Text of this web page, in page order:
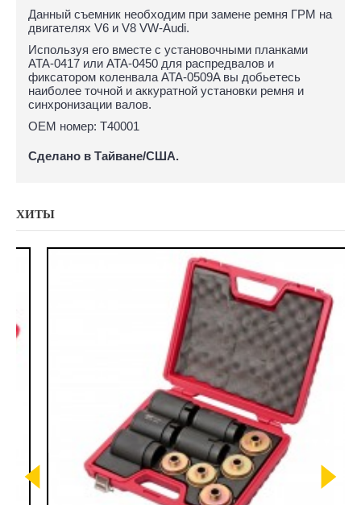
Данный съемник необходим при замене ремня ГРМ на
двигателях V6 и V8 VW-Audi.
Используя его вместе с установочными планками
ATA-0417 или ATA-0450 для распредвалов и
фиксатором коленвала ATA-0509A вы добьетесь
наиболее точной и аккуратной установки ремня и
синхронизации валов.
OEM номер: Т40001
Сделано в Тайване/США.
ХИТЫ